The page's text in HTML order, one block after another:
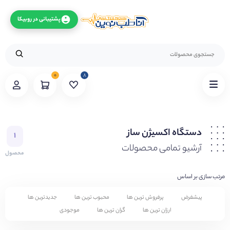
۰ ۸
دستگاه اکسیژن ساز
آرشیو تمامی محصولات
۱
محصول
مرتب سازی بر اساس
پیشفرض پرفروش ترین ها محبوب ترین ها
جدیدترین ها
ارزان ترین ها
گران ترین ها موجودی
پشتیبانی در روبیکا